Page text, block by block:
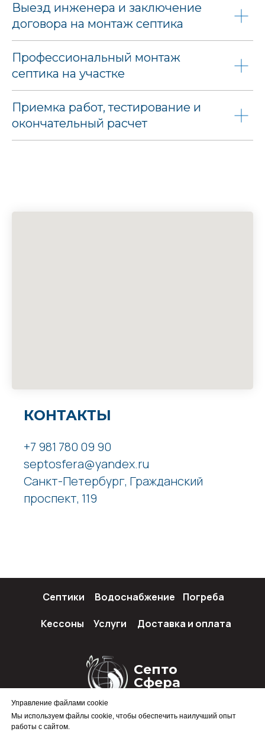
Управление файлами cookie
Мы используем файлы cookie, чтобы обеспечить наилучший опыт
работы с сайтом.
Выезд инженера и заключение
договора на монтаж септика
Профессиональный монтаж
септика на участке
Приемка работ, тестирование и
окончательный расчет
КОНТАКТЫ
+7 981 780 09 90
septosfera@yandex.ru
Санкт-Петербург, Гражданский
проспект, 119
Септо
Сфера
Септики Водоснабжение Погреба
Кессоны Услуги Доставка и оплата